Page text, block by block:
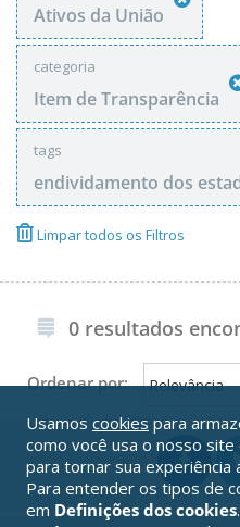
Ativos da União
categoria
Item de Transparência
tags
endividamento dos
Limpar todos os Filtros
0 resultados
Ordenar por:
Usamos cookies para
como você usa o nosso
para tornar sua experiência
Para entender os tipos de
em Definições dos cookies